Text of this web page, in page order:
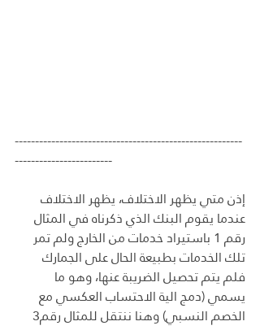
--------------------------------------------------------
------------------------
إذن متي يظهر الاختلاف، يظهر الاختلاف
عندما يقوم البنك الذي ذكرناه في المثال
رقم 1 باستيراد خدمات من الخارج ولم تمر
تلك الخدمات بطبيعة الحال على الجمارك
فلم يتم تحصيل الضريبة عنها، وهو ما
يسمي (دمج الية الاحتساب العكسي مع
الخصم النسبي) وهنا ننتقل للمثال رقم3